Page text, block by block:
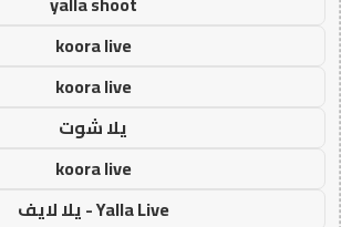
koora live
koora live
يلا شوت
koora live
Yalla Live - يلا لايف